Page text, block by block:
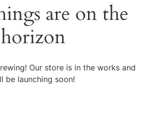
are on the
horizon
Our store is in the works and
be launching soon!